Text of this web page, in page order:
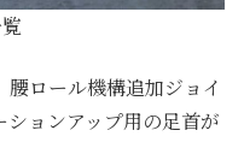
ロール機構追加ジョイ
ションアップ用の足首が